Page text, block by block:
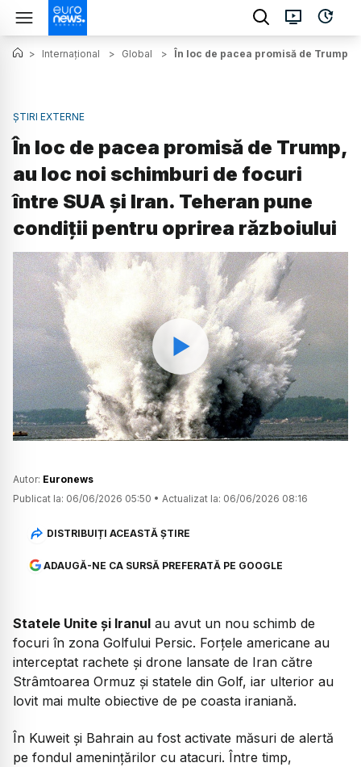
> Internațional > Global > În loc de pacea promisă de Trump,
ȘTIRI EXTERNE
În loc de pacea promisă de Trump,
au loc noi schimburi de focuri
între SUA și Iran. Teheran pune
condiții pentru oprirea războiului
Watch
Autor: Euronews
Publicat la: 06/06/2026 05:50 • Actualizat la: 06/06/2026 08:16
DISTRIBUIȚI ACEASTĂ ȘTIRE
ADAUGĂ-NE CA SURSĂ PREFERATĂ PE GOOGLE
Statele Unite și Iranul au avut un nou schimb de
focuri în zona Golfului Persic. Forțele americane au
interceptat rachete și drone lansate de Iran către
Strâmtoarea Ormuz și statele din Golf, iar ulterior au
lovit mai multe obiective de pe coasta iraniană.
În Kuweit și Bahrain au fost activate măsuri de alertă
pe fondul amenințărilor cu atacuri. Între timp,